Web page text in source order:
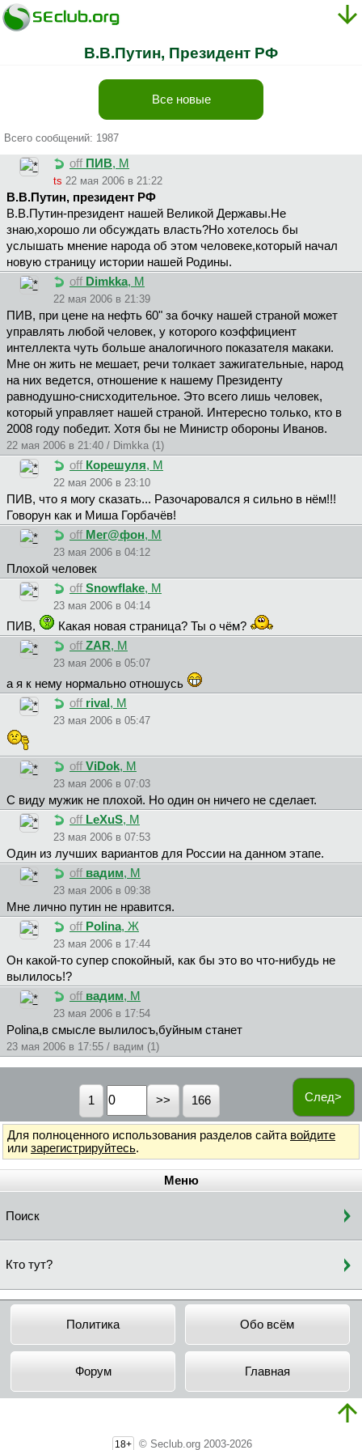
В.В.Путин, Президент РФ
Все новые
Всего сообщений: 1987
off ПИB, М
ts 22 мая 2006 в 21:22
В.В.Путин, президент РФ
В.В.Путин-президент нашей Великой Державы.Не
знаю,хорошо ли обсуждать власть?Но хотелось бы
услышать мнение народа об этом человеке,который начал
новую страницу истории нашей Родины.
off Dimkka, М
22 мая 2006 в 21:39
ПИB, при цене на нефть 60" за бочку нашей страной может
управлять любой человек, у которого коэффициент
интеллекта чуть больше аналогичного показателя макаки.
Мне он жить не мешает, речи толкает зажигательные, народ
на них ведется, отношение к нашему Президенту
равнодушно-снисходительное. Это всего лишь человек,
который управляет нашей страной. Интересно только, кто в
2008 году победит. Хотя бы не Министр обороны Иванов.
22 мая 2006 в 21:40 / Dimkka (1)
off Корешуля, М
22 мая 2006 в 23:10
ПИB, что я могу сказать... Разочаровался я сильно в нём!!!
Говорун как и Миша Горбачёв!
off Meг@фoн, М
23 мая 2006 в 04:12
Плохой человек
off Snowflake, М
23 мая 2006 в 04:14
ПИB,
Какая новая страница? Ты о чём?
off ZAR, М
23 мая 2006 в 05:07
а я к нему нормально отношусь
off rival , М
23 мая 2006 в 05:47
off ViDok, М
23 мая 2006 в 07:03
С виду мужик не плохой. Но один он ничего не сделает.
off LeXuS, М
23 мая 2006 в 07:53
Один из лучших вариантов для России на данном этапе.
off вaдим, М
23 мая 2006 в 09:38
Мне лично путин не нравится.
off Polina, Ж
23 мая 2006 в 17:44
Он какой-то супер спокойный, как бы это во что-нибудь не
вылилось!?
off вaдим, М
23 мая 2006 в 17:54
Polina,в смысле вылилосъ,буйным станет
23 мая 2006 в 17:55 / вaдим (1)
След>
1 166
Для полноценного использования разделов сайта войдите
или зарегистрируйтесь.
Меню
Поиск
Кто тут?
Политика Обо всём
Форум Главная
18+ © Seclub.org 2003-2026